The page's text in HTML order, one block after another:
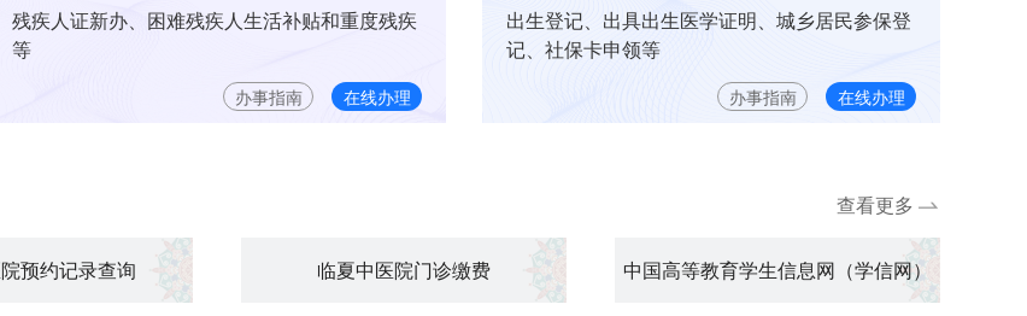
残疾人证新办、困难残疾人生活补贴和重度残疾
等
办事指南 在线办理
出生登记、出具出生医学证明、城乡居民参保登
记、社保卡申领等
办事指南 在线办理
查看更多
预约记录查询 临夏中医院门诊缴费 中国高等教育学生信息网（学信网）